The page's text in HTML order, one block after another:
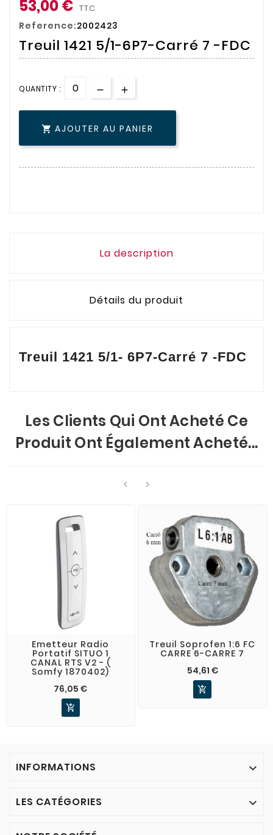
53,00 € TTC
Reference:2002423
Treuil 1421 5/1-6P7-Carré 7 -FDC
QUANTITY :
 AJOUTER AU PANIER
La description
Détails du produit
Treuil 1421 5/1- 6P7-Carré 7 -FDC
Les Clients Qui Ont Acheté Ce
Produit Ont Également Acheté...
 
Emetteur Radio
Portatif SITUO 1
CANAL RTS V2 - (
Somfy 1870402)
76,05 €

Treuil Soprofen 1:6 FC
CARRE 6-CARRE 7
54,61 €

INFORMATIONS 
LES CATÉGORIES 